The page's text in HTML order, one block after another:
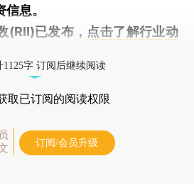
息。
(RII)已发布， 点击了解行业动
1125字 订阅后继续阅读
取已订阅的阅读权限
订阅/会员升级